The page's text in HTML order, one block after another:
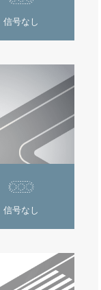
信号なし
信号なし